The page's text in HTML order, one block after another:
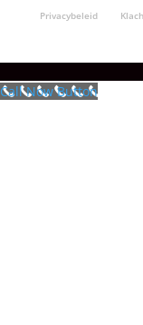
Privacybeleid
Call Now Button